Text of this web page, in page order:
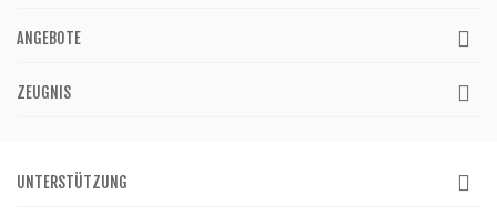
ANGEBOTE
ZEUGNIS
UNTERSTÜTZUNG